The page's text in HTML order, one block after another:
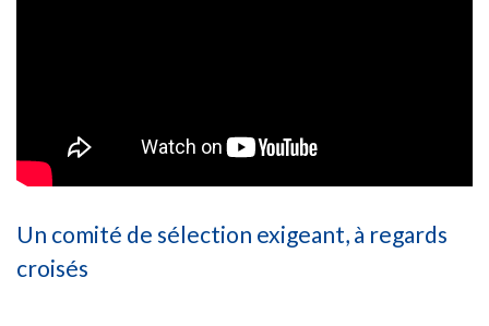
Un comité de sélection exigeant, à regards
croisés